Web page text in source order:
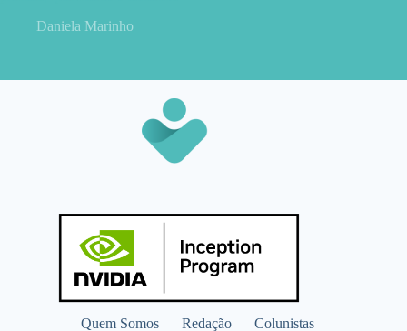
Daniela Marinho
Quem Somos Redação Colunistas